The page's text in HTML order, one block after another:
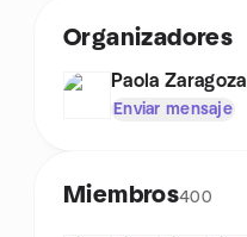
Organizadores
Paola Zaragoza
Enviar mensaje
Miembros400